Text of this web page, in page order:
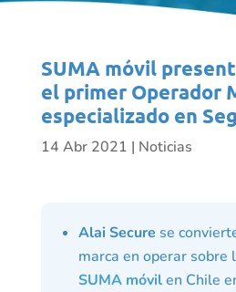
SUMA móvil
el primer Operador
especializado en
14 Abr 2021 | Noticias
Alai Secure se
marca en operar sobre
SUMA móvilen Chile